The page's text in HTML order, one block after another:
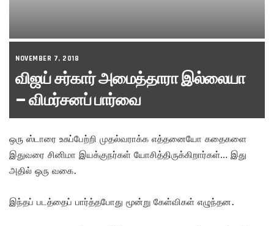
NOVEMBER 7, 2018
விஜய் சர்கார் அமைத்தாரா இல்லையா
– விமர்சனப் பார்வை
ஒரு ஸ்டாரை உசுப்பேற்றி முதல்வராக்க எத்தனையோ கதைகளை
இதுவரை சினிமா இயக்குநர்கள் யோசித்திருக்கிறார்கள்… இது
அதில் ஒரு வகை.
இந்தப் படத்தைப் பார்த்தபோது மூன்று கேள்விகள் எழுந்தன.